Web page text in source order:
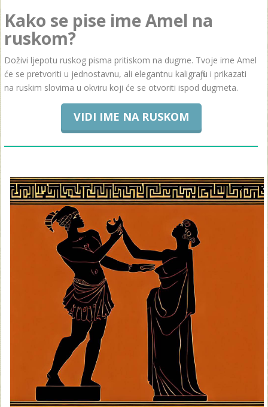
Kako se pise ime Amel na
ruskom?
Doživi ljepotu ruskog pisma pritiskom na dugme. Tvoje ime Amel
će se pretvoriti u jednostavnu, ali elegantnu kaligrafiju i prikazati
na ruskim slovima u okviru koji će se otvoriti ispod dugmeta.
VIDI IME NA RUSKOM